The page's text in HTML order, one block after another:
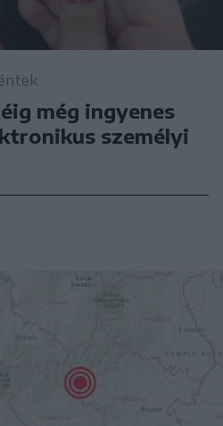
még ingyenes
személyi